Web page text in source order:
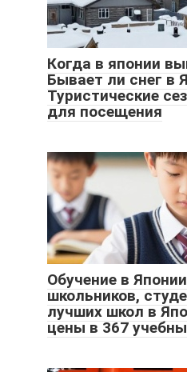
Когда в японии
Бывает ли снег в
Туристические
для посещения
Обучение в
школьников,
лучших школ в
цены в 367